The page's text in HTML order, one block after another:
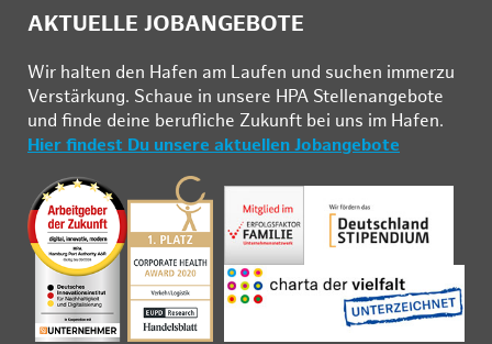
AKTUELLE JOBANGEBOTE
Wir hal­ten den Ha­fen am Lau­fen und su­chen im­mer­zu
Ver­stär­kung. Schau­e in un­se­re HPA Stel­len­an­ge­bo­te
und fin­de deine be­ruf­li­che Zu­kunft bei uns im Ha­fen.
Hier findest Du unsere aktuellen Jobangebote